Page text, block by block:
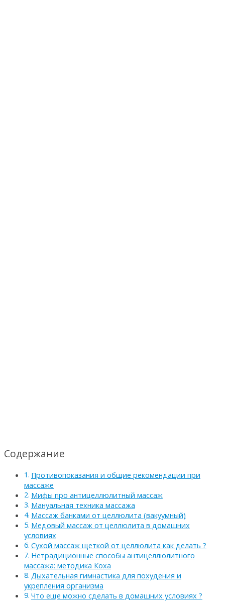
Содержание
Противопоказания и общие рекомендации при
массаже
Мифы про антицеллюлитный массаж
Мануальная техника массажа
Массаж банками от целлюлита (вакуумный)
Медовый массаж от целлюлита в домашних
условиях
Сухой массаж щеткой от целлюлита как делать ?
Нетрадиционные способы антицеллюлитного
массажа: методика Коха
Дыхательная гимнастика для похудения и
укрепления организма
Что еще можно сделать в домашних условиях ?